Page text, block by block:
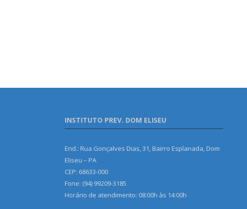
INSTITUTO PREV. DOM ELISEU
End.: Rua Gonçalves Dias, 31, Bairro Esplanada, Dom
Eliseu – PA
CEP: 68633-000
Fone: (94) 99209-3185
Horário de atendimento: 08:00h às 14:00h